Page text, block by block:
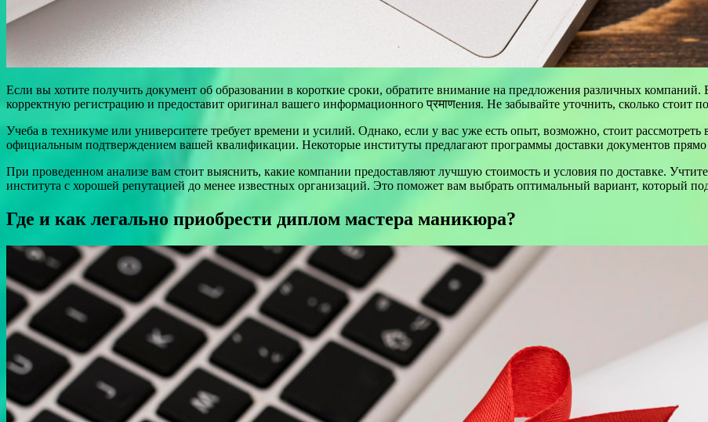
Если вы хотите получить документ об образовании в короткие сроки, обратите внимание на предложения различных
корректную регистрацию и предоставит оригинал вашего информационного प्रमाणения. Не забывайте уточнить, сколько стоит
Учеба в техникуме или университете требует времени и усилий. Однако, если у вас уже есть опыт, возможно, стоит
официальным подтверждением вашей квалификации. Некоторые институты предлагают программы доставки документов прямо
При проведенном анализе вам стоит выяснить, какие компании предоставляют лучшую стоимость и условия по доставке.
института с хорошей репутацией до менее известных организаций. Это поможет вам выбрать оптимальный вариант, который
Где и как легально приобрести диплом мастера маникюра?